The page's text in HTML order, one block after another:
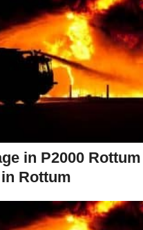
in P2000 Rottum
Rottum